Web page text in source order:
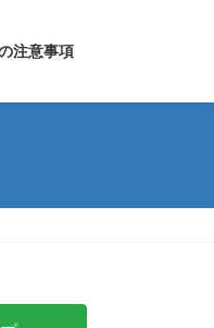
注意事項